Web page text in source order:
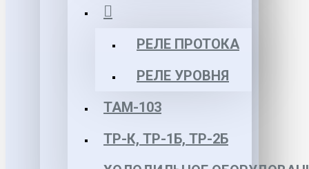
РЕЛЕ ПРОТОКА
РЕЛЕ УРОВНЯ
ТАМ-103
ТР-К, ТР-1Б, ТР-2Б